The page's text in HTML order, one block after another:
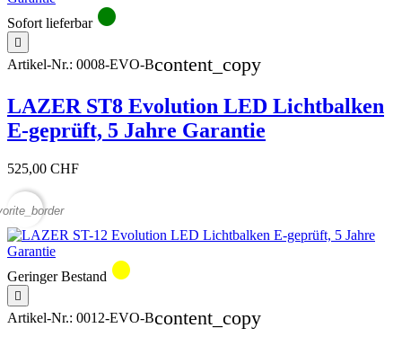
Sofort lieferbar circle

Artikel-Nr.: 0008-EVO-Bcontent_copy
LAZER ST8 Evolution LED Lichtbalken
E-geprüft, 5 Jahre Garantie
525,00 CHF
Geringer Bestand circle

Artikel-Nr.: 0012-EVO-Bcontent_copy